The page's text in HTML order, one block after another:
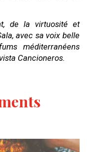
,de la virtuosité et
avec sa voix belle
méditerranéens
Cancioneros.